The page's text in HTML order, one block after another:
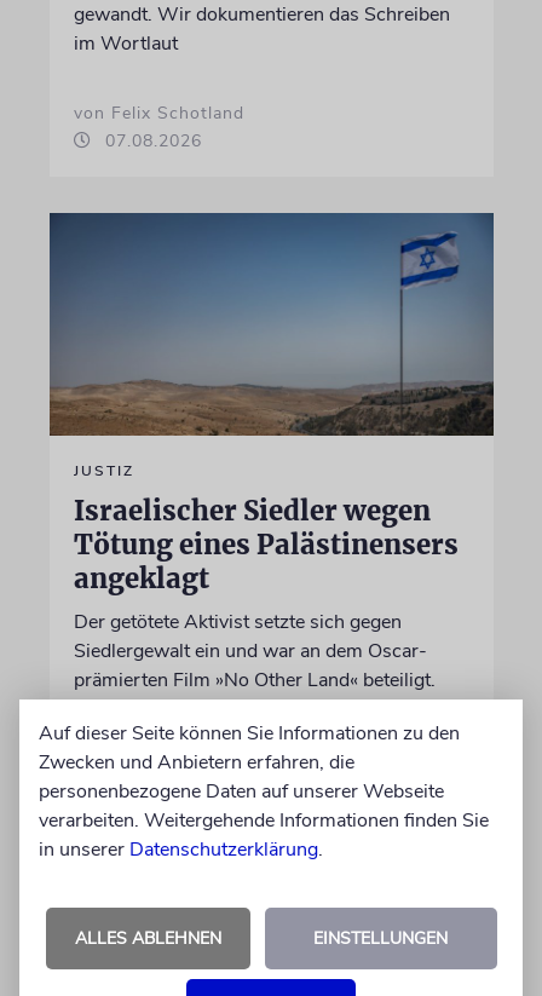
gewandt. Wir dokumentieren das Schreiben
im Wortlaut
von Felix Schotland
07.08.2026
JUSTIZ
Israelischer Siedler wegen
Tötung eines Palästinensers
angeklagt
Der getötete Aktivist setzte sich gegen
Siedlergewalt ein und war an dem Oscar-
prämierten Film »No Other Land« beteiligt.
Jetzt steht der mutmaßliche Täter vor Gericht
Auf dieser Seite können Sie Informationen zu den
Zwecken und Anbietern erfahren, die
personenbezogene Daten auf unserer Webseite
verarbeiten. Weitergehende Informationen finden Sie
in unserer Datenschutzerklärung.
ALLES ABLEHNEN EINSTELLUNGEN